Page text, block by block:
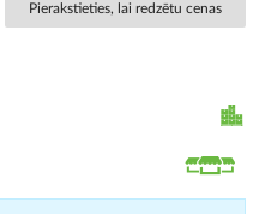
Pierakstieties, lai redzētu cenas